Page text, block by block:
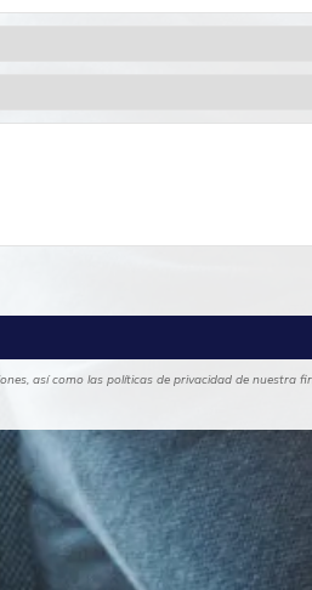
así como las políticas de privacidad de nuestra